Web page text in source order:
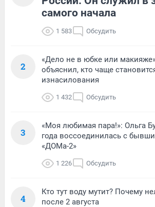
самого начала
1 583 Обсудить
2
«Дело не в юбке или
объяснил, кто чаще
изнасилования
1 432 Обсудить
3
«Моя любимая пара!»: Ольга
года воссоединилась с
«ДОМа-2»
1 226 Обсудить
4
Кто тут воду мутит? Почему
после 2 августа